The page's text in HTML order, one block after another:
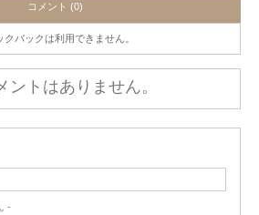
コメント (0)
クバックは利用できません。
ントはありません。
-